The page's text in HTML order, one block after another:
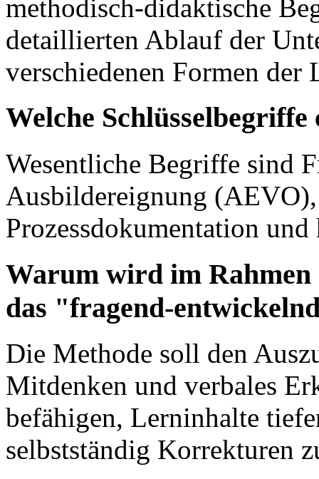
methodisch-didaktische
detaillierten Ablauf der
verschiedenen Formen
Welche
Wesentliche Begriffe sind
Ausbildereignung (AEVO),
Prozessdokumentation
Warum wird im Rahmen
das "fragend-
Die Methode soll den
Mitdenken und verbales
befähigen, Lerninhalte
selbstständig Korrekturen